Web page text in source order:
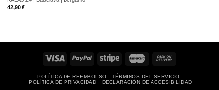
42,90 €
POLÍTICA DE REEMBOLSO
TÉRMINOS DEL SERVICIO
POLÍTICA DE PRIVACIDAD
DECLARACIÓN DE ACCESIBILIDAD